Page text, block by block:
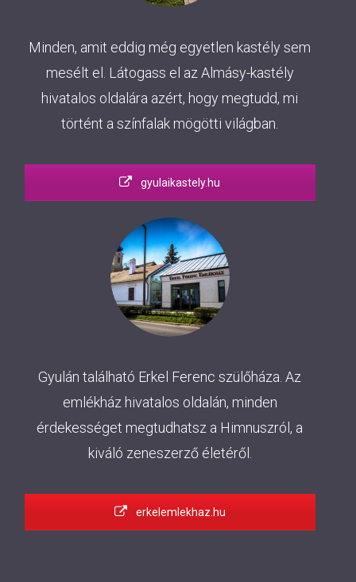
Minden, amit eddig még egyetlen kastély sem
mesélt el. Látogass el az Almásy-kastély
hivatalos oldalára azért, hogy megtudd, mi
történt a színfalak mögötti világban.
gyulaikastely.hu
Gyulán található Erkel Ferenc szülőháza. Az
emlékház hivatalos oldalán, minden
érdekességet megtudhatsz a Himnuszról, a
kiváló zeneszerző életéről.
erkelemlekhaz.hu